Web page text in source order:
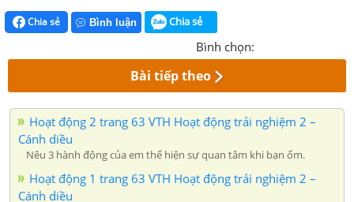
Chia sẻ Bình luận Chia sẻ
Bình chọn:
Bài tiếp theo
Hoạt động 2 trang 63 VTH Hoạt động trải nghiệm 2 –
Cánh diều
Nêu 3 hành động của em thể hiện sự quan tâm khi bạn ốm.
Hoạt động 1 trang 63 VTH Hoạt động trải nghiệm 2 –
Cánh diều